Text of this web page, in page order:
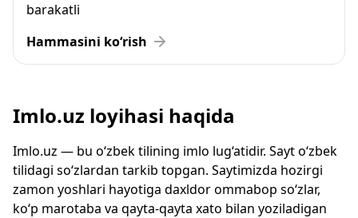
barakatli
Hammasini ko‘rish
Imlo.uz loyihasi haqida
Imlo.uz — bu o‘zbek tilining imlo lug‘atidir. Sayt o‘zbek
tilidagi so‘zlardan tarkib topgan. Saytimizda hozirgi
zamon yoshlari hayotiga daxldor ommabop so‘zlar,
ko‘p marotaba va qayta-qayta xato bilan yoziladigan